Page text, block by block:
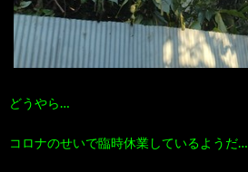
どうやら…
コロナのせいで臨時休業しているようだ…